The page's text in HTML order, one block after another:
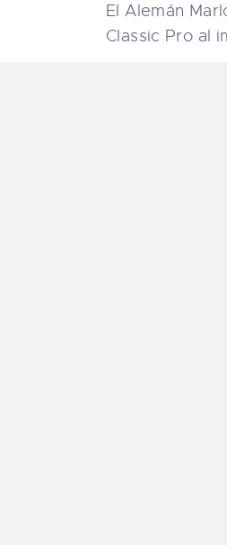
El Alemán
Classic Pro al